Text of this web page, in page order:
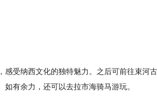
受纳西文化的独特魅力。之后可前往束河
有余力，还可以去拉市海骑马游玩。